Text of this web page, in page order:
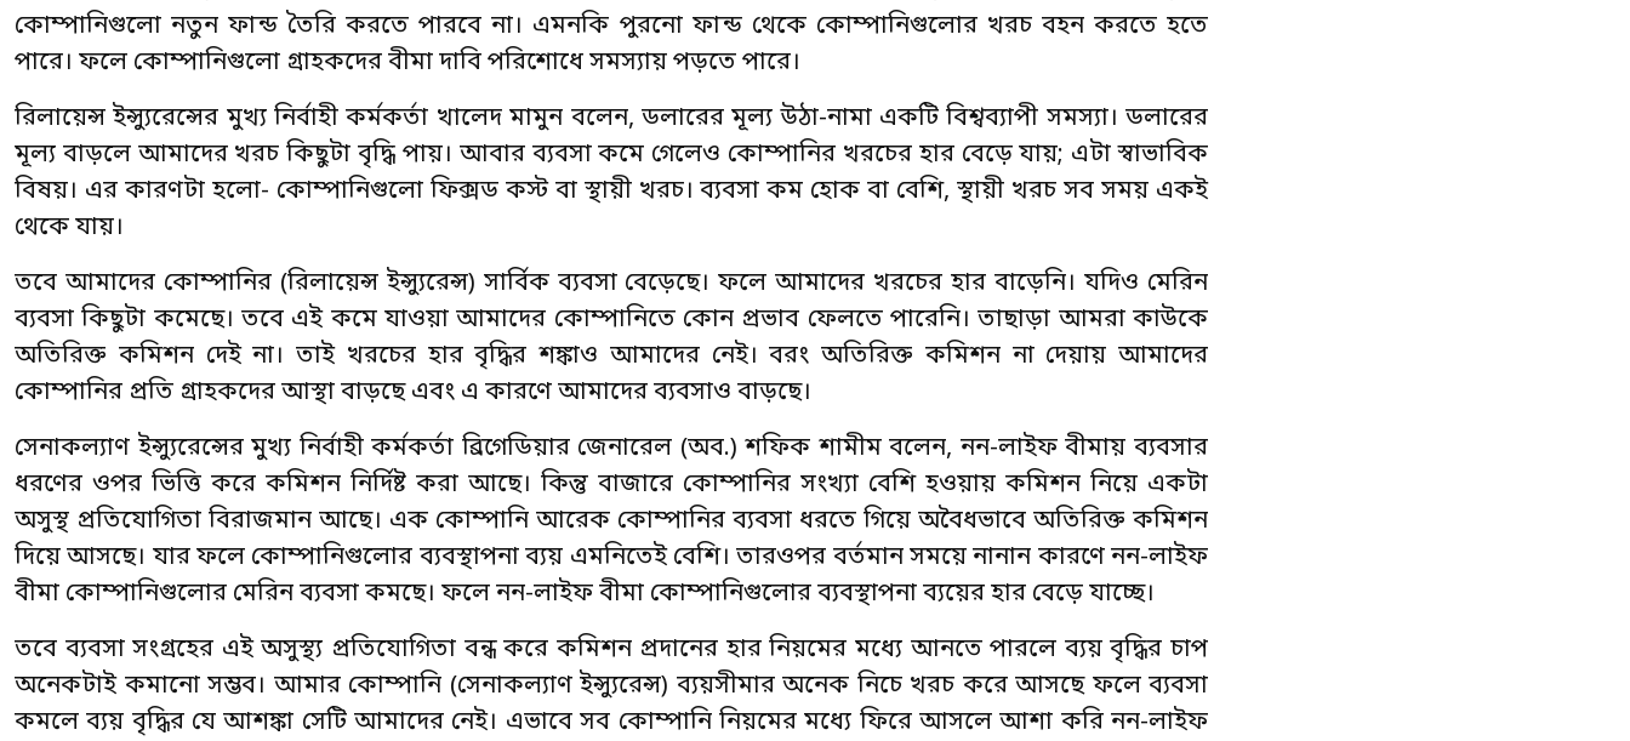
কোম্পানিগুলো নতুন ফান্ড তৈরি করতে পারবে না। এমনকি পুরনো ফান্ড থেকে কোম্পানিগুলোর খরচ বহন করতে হতে
পারে। ফলে কোম্পানিগুলো গ্রাহকদের বীমা দাবি পরিশোধে সমস্যায় পড়তে পারে।
রিলায়েন্স ইন্স্যুরেন্সের মুখ্য নির্বাহী কর্মকর্তা খালেদ মামুন বলেন, ডলারের মূল্য উঠা-নামা একটি বিশ্বব্যাপী সমস্যা। ডলারের
মূল্য বাড়লে আমাদের খরচ কিছুটা বৃদ্ধি পায়। আবার ব্যবসা কমে গেলেও কোম্পানির খরচের হার বেড়ে যায়; এটা স্বাভাবিক
বিষয়। এর কারণটা হলো- কোম্পানিগুলো ফিক্সড কস্ট বা স্থায়ী খরচ। ব্যবসা কম হোক বা বেশি, স্থায়ী খরচ সব সময় একই
থেকে যায়।
তবে আমাদের কোম্পানির (রিলায়েন্স ইন্স্যুরেন্স) সার্বিক ব্যবসা বেড়েছে। ফলে আমাদের খরচের হার বাড়েনি। যদিও মেরিন
ব্যবসা কিছুটা কমেছে। তবে এই কমে যাওয়া আমাদের কোম্পানিতে কোন প্রভাব ফেলতে পারেনি। তাছাড়া আমরা কাউকে
অতিরিক্ত কমিশন দেই না। তাই খরচের হার বৃদ্ধির শঙ্কাও আমাদের নেই। বরং অতিরিক্ত কমিশন না দেয়ায় আমাদের
কোম্পানির প্রতি গ্রাহকদের আস্থা বাড়ছে এবং এ কারণে আমাদের ব্যবসাও বাড়ছে।
সেনাকল্যাণ ইন্স্যুরেন্সের মুখ্য নির্বাহী কর্মকর্তা ব্রিগেডিয়ার জেনারেল (অব.) শফিক শামীম বলেন, নন-লাইফ বীমায় ব্যবসার
ধরণের ওপর ভিত্তি করে কমিশন নির্দিষ্ট করা আছে। কিন্তু বাজারে কোম্পানির সংখ্যা বেশি হওয়ায় কমিশন নিয়ে একটা
অসুস্থ প্রতিযোগিতা বিরাজমান আছে। এক কোম্পানি আরেক কোম্পানির ব্যবসা ধরতে গিয়ে অবৈধভাবে অতিরিক্ত কমিশন
দিয়ে আসছে। যার ফলে কোম্পানিগুলোর ব্যবস্থাপনা ব্যয় এমনিতেই বেশি। তারওপর বর্তমান সময়ে নানান কারণে নন-লাইফ
বীমা কোম্পানিগুলোর মেরিন ব্যবসা কমছে। ফলে নন-লাইফ বীমা কোম্পানিগুলোর ব্যবস্থাপনা ব্যয়ের হার বেড়ে যাচ্ছে।
তবে ব্যবসা সংগ্রহের এই অসুস্থ্য প্রতিযোগিতা বন্ধ করে কমিশন প্রদানের হার নিয়মের মধ্যে আনতে পারলে ব্যয় বৃদ্ধির চাপ
অনেকটাই কমানো সম্ভব। আমার কোম্পানি (সেনাকল্যাণ ইন্স্যুরেন্স) ব্যয়সীমার অনেক নিচে খরচ করে আসছে ফলে ব্যবসা
কমলে ব্যয় বৃদ্ধির যে আশঙ্কা সেটি আমাদের নেই। এভাবে সব কোম্পানি নিয়মের মধ্যে ফিরে আসলে আশা করি নন-লাইফ